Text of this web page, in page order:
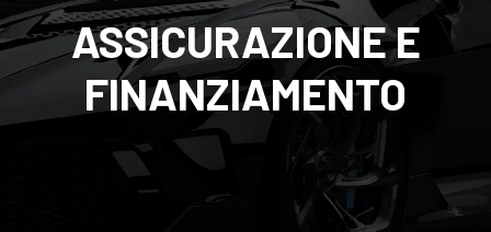
ASSICURAZIONE E
FINANZIAMENTO